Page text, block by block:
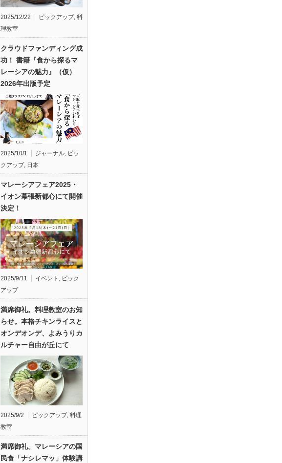
2025/12/22 ピックアップ, 料
理教室
クラウドファンディング成
功！ 書籍『食から探るマ
レーシアの魅力』（仮）
2026年出版予定
2025/10/1 ジャーナル, ピッ
クアップ, 日本
マレーシアフェア2025・
イオン幕張新都心にて開催
決定！
2025/9/11 イベント , ピック
アップ
満席御礼。料理教室のお知
らせ。本格チキンライスと
オンデオンデ、よみうりカ
ルチャー自由が丘にて
2025/9/2 ピックアップ, 料理
教室
満席御礼。マレーシアの国
民食「ナシレマッ」体験講